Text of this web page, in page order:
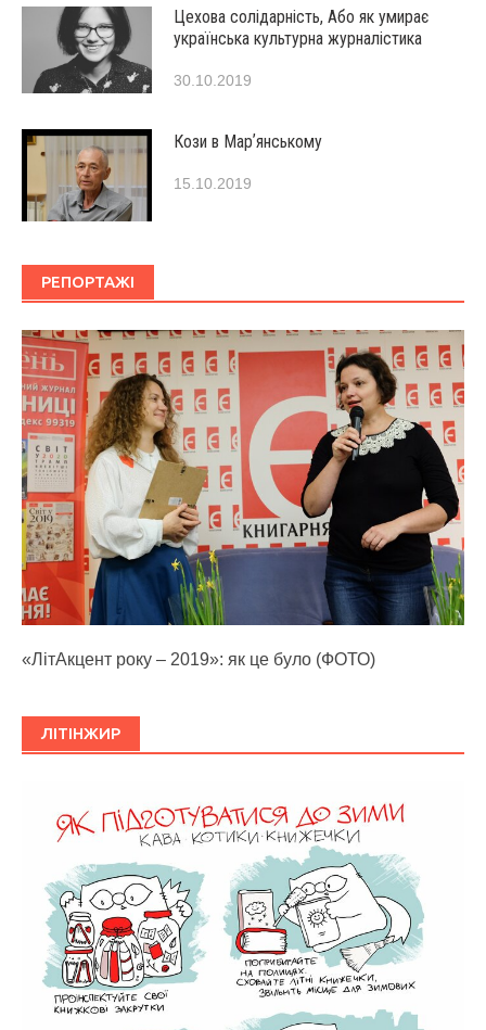
Цехова солідарність, Або як умирає
українська культурна журналістика
30.10.2019
Кози в Марʼянському
15.10.2019
РЕПОРТАЖІ
«ЛітАкцент року – 2019»: як це було (ФОТО)
ЛІТІНЖИР